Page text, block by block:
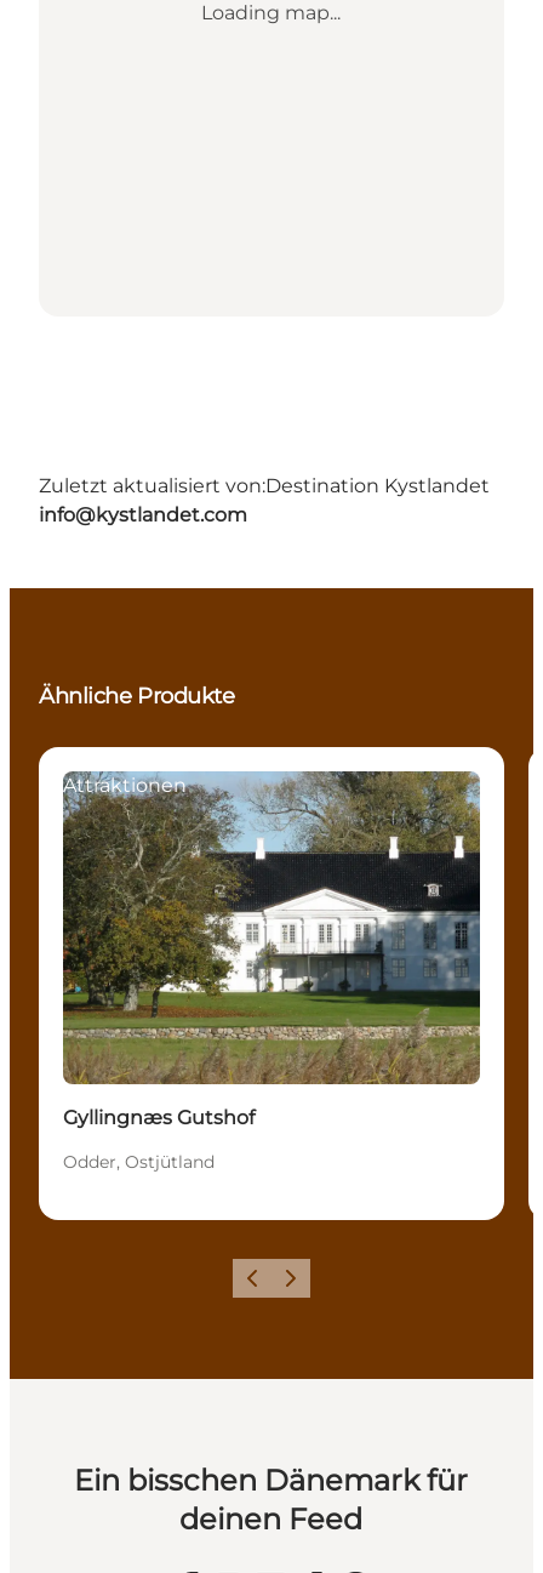
Loading map...
Zuletzt aktualisiert von:Destination Kystlandet
info@kystlandet.com
Ähnliche Produkte
Attraktionen
Gyllingnæs Gutshof
Odder, Ostjütland
ZurückWeiter
Ein bisschen Dänemark für
deinen Feed